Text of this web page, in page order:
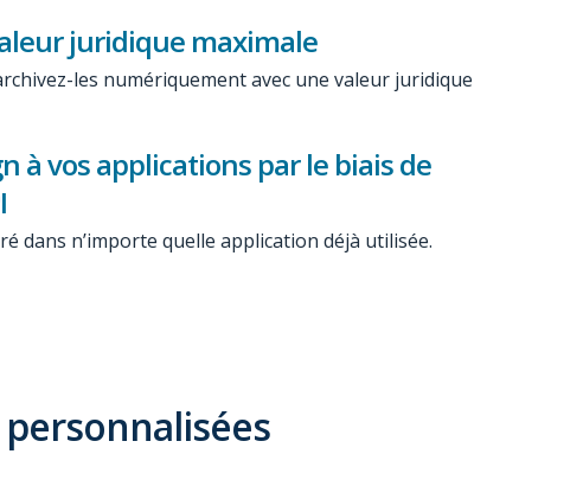
juridique maximale
les numériquement avec une valeur juridique
à vos applications par le biais de
dans n’importe quelle application déjà utilisée.